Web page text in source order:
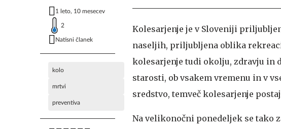
1 leto, 10 mesecev
2
Natisni članek
kolo
mrtvi
preventiva
Kolesarjenje je v Sloveniji
naseljih, priljubljena oblika
kolesarjenje tudi okolju, zdravju in
starosti, ob vsakem vremenu in v
sredstvo, temveč kolesarjenje
Na velikonočni ponedeljek se tako